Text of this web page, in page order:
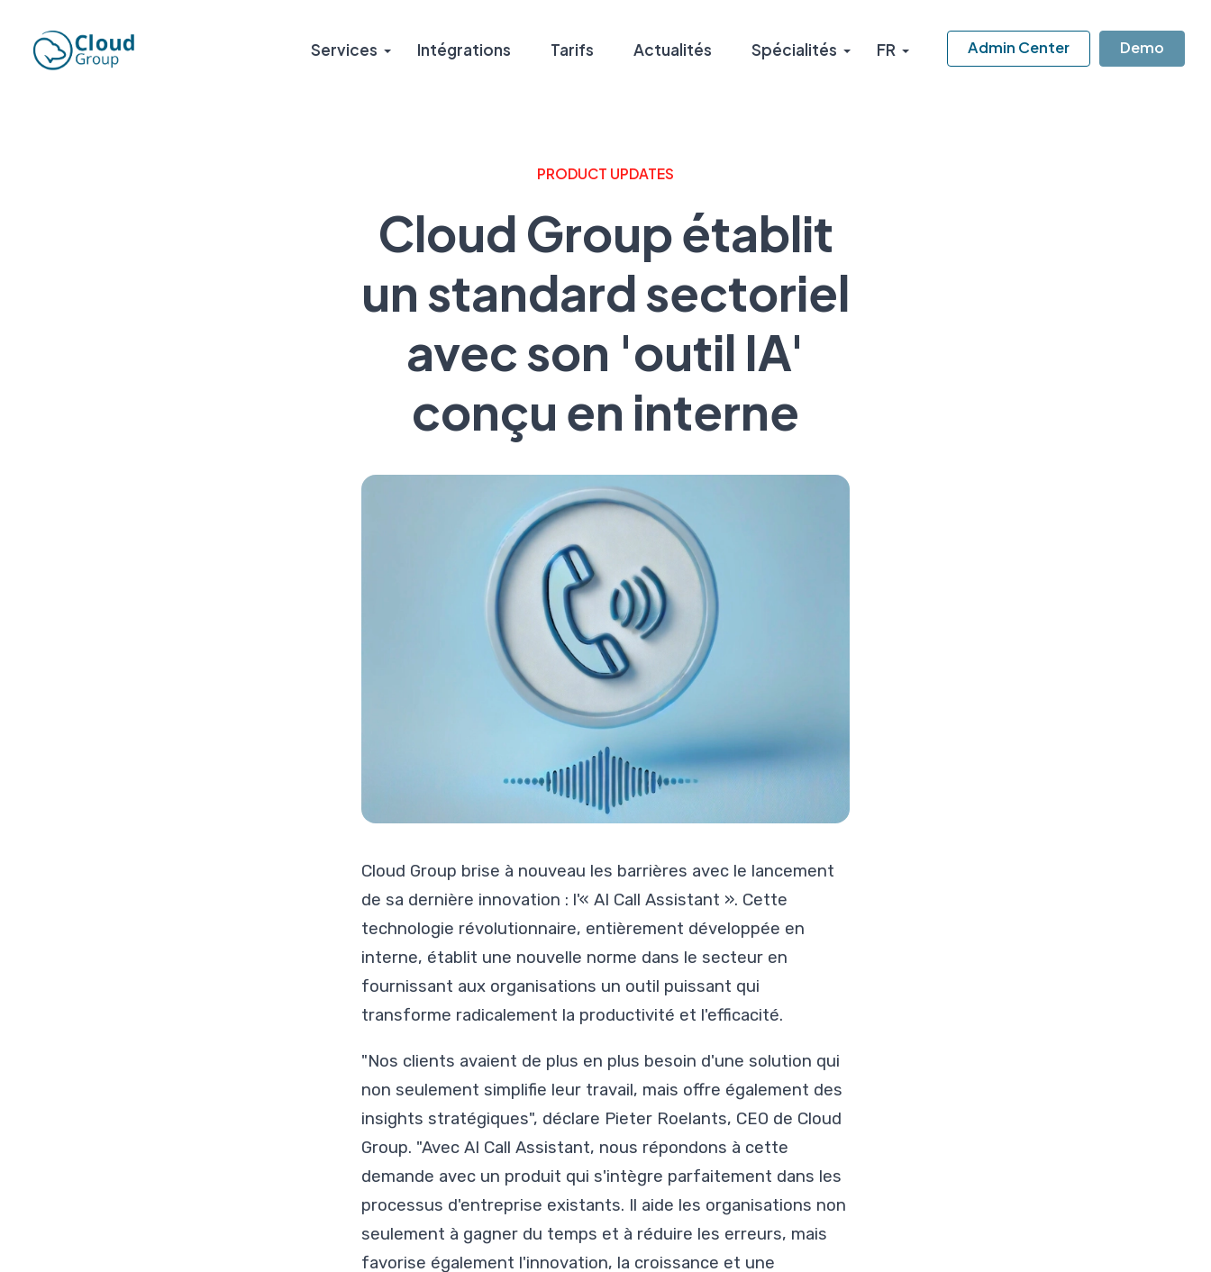
Services Intégrations Tarifs Actualités Spécialités FR Admin Center Demo
PRODUCT UPDATES
Cloud Group établit
un standard sectoriel
avec son 'outil IA'
conçu en interne
Cloud Group brise à nouveau les barrières avec le lancement
de sa dernière innovation : l'« AI Call Assistant ». Cette
technologie révolutionnaire, entièrement développée en
interne, établit une nouvelle norme dans le secteur en
fournissant aux organisations un outil puissant qui
transforme radicalement la productivité et l'efficacité.
"Nos clients avaient de plus en plus besoin d'une solution qui
non seulement simplifie leur travail, mais offre également des
insights stratégiques", déclare Pieter Roelants, CEO de Cloud
Group. "Avec AI Call Assistant, nous répondons à cette
demande avec un produit qui s'intègre parfaitement dans les
processus d'entreprise existants. Il aide les organisations non
seulement à gagner du temps et à réduire les erreurs, mais
favorise également l'innovation, la croissance et une